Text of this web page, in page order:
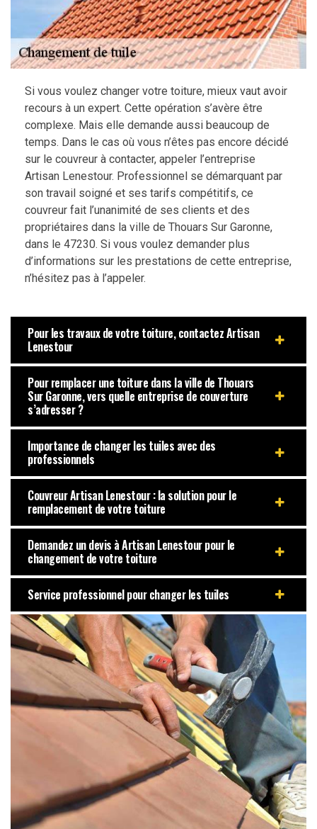
Si vous voulez changer votre toiture, mieux vaut avoir
recours à un expert. Cette opération s’avère être
complexe. Mais elle demande aussi beaucoup de
temps. Dans le cas où vous n’êtes pas encore décidé
sur le couvreur à contacter, appeler l’entreprise
Artisan Lenestour. Professionnel se démarquant par
son travail soigné et ses tarifs compétitifs, ce
couvreur fait l’unanimité de ses clients et des
propriétaires dans la ville de Thouars Sur Garonne,
dans le 47230. Si vous voulez demander plus
d’informations sur les prestations de cette entreprise,
n’hésitez pas à l’appeler.
Pour les travaux de votre toiture, contactez Artisan
Lenestour
Pour remplacer une toiture dans la ville de Thouars
Sur Garonne, vers quelle entreprise de couverture
s’adresser ?
Importance de changer les tuiles avec des
professionnels
Couvreur Artisan Lenestour : la solution pour le
remplacement de votre toiture
Demandez un devis à Artisan Lenestour pour le
changement de votre toiture
Service professionnel pour changer les tuiles